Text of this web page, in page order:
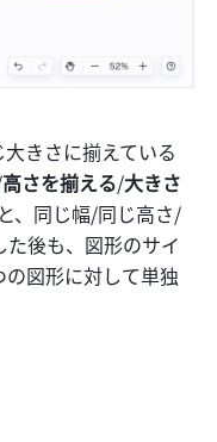
きさに揃えている
高さを揃える/大きさ
、同じ幅/同じ高さ/
後も、図形のサイ
図形に対して単独